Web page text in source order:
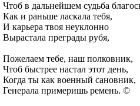
Чтоб в дальнейшем судьба
Как и раньше ласкала тебя,
И карьера твоя неуклонно
Вырастала преграды рубя,
Пожелаем тебе, наш полковник,
Чтоб быстрее настал этот день,
Когда ты как военный сановник,
Генерала примеришь ремень. ©